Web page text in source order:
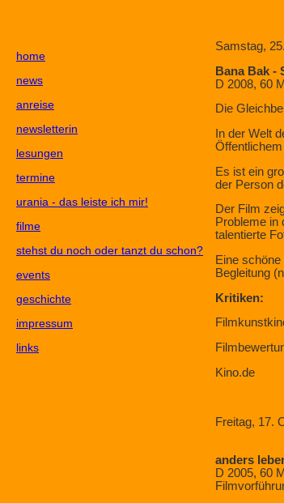
home
news
anreise
newsletterin
lesungen
termine
urania - das leiste ich mir!
filme
stehst du noch oder tanzt du schon?
events
geschichte
impressum
links
Samstag,
Bana Bak -
D 2008, 60
Die
In der Welt
Es ist ein
der Person
Der Film
Probleme in
talentierte
Eine
Begleitung
Kritiken:
Kino.de
Freitag, 17.
anders
D 2005, 60